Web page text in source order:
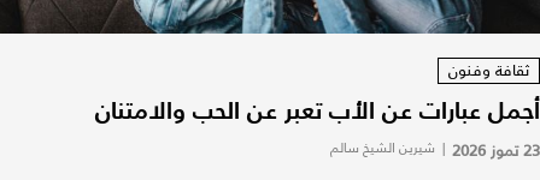
ثقافة وفنون
أجمل عبارات عن الأب تعبر عن الحب والامتنان
23 تموز 2026 | شيرين الشيخ سالم